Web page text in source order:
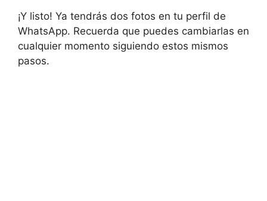
¡Y listo! Ya tendrás dos fotos en tu perfil de
WhatsApp. Recuerda que puedes cambiarlas en
cualquier momento siguiendo estos mismos
pasos.